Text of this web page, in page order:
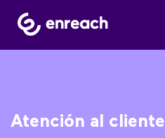
Atención al cliente